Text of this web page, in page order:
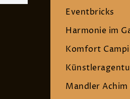
Eventbricks
Harmonie im
Komfort
Mandler